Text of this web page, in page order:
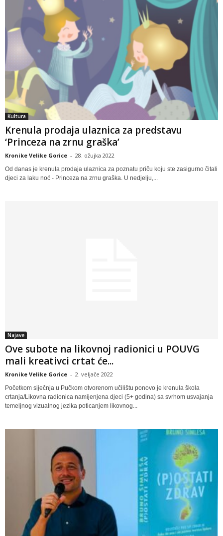
Kultura
Krenula prodaja ulaznica za predstavu
‘Princeza na zrnu graška’
Kronike Velike Gorice - 28. ožujka 2022
Od danas je krenula prodaja ulaznica za poznatu priču koju ste zasigurno čitali
djeci za laku noć - Princeza na zrnu graška. U nedjelju,...
Najave
Ove subote na likovnoj radionici u POUVG
mali kreativci crtat će...
Kronike Velike Gorice - 2. veljače 2022
Početkom siječnja u Pučkom otvorenom učilištu ponovo je krenula škola
crtanja/Likovna radionica namijenjena djeci (5+ godina) sa svrhom usvajanja
temeljnog vizualnog jezika poticanjem likovnog...